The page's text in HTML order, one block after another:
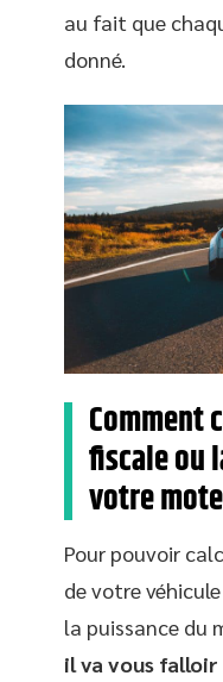
au fait que
donné.
Comment
fiscale ou
votre
Pour pouvoir
de votre
la puissance du
il va vous